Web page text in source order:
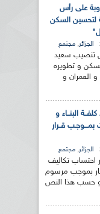
على رأس
لتحسين السكن
الجزائر, مجتمع
تنصيب سعيد
و تطويره
العمران و
كلفــة البنــاء و
قــرار
الجزائر, مجتمع
احتساب تكاليف
بموجب مرسوم
في الجريدة الرسمية عدد 55. و حسب هذا النص